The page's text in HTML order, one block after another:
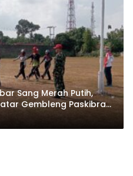
Sang Merah Putih,
Gembleng Paskibra
RI ke-81